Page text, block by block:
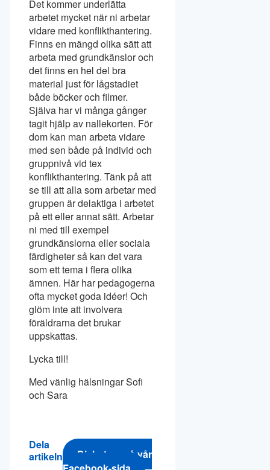
Det kommer underlätta
arbetet mycket när ni arbetar
vidare med konflikthantering.
Finns en mängd olika sätt att
arbeta med grundkänslor och
det finns en hel del bra
material just för lågstadiet
både böcker och filmer.
Själva har vi många gånger
tagit hjälp av nallekorten. För
dom kan man arbeta vidare
med sen både på individ och
gruppnivå vid tex
konflikthantering. Tänk på att
se till att alla som arbetar med
gruppen är delaktiga i arbetet
på ett eller annat sätt. Arbetar
ni med till exempel
grundkänslorna eller sociala
färdigheter så kan det vara
som ett tema i flera olika
ämnen. Här har pedagogerna
ofta mycket goda idéer! Och
glöm inte att involvera
föräldrarna det brukar
uppskattas.
Lycka till!
Med vänlig hälsningar Sofi
och Sara
Dela
artikeln
Diskutera på vår